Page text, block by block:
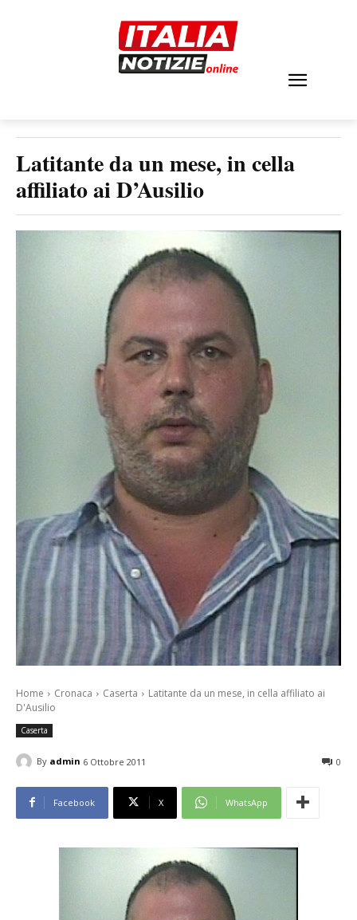
Latitante da un mese, in cella
affiliato ai D’Ausilio
Home Cronaca Caserta
Latitante da un mese, in cella affiliato ai
D'Ausilio
Caserta
By admin 6 Ottobre 2011 0
Facebook X WhatsApp